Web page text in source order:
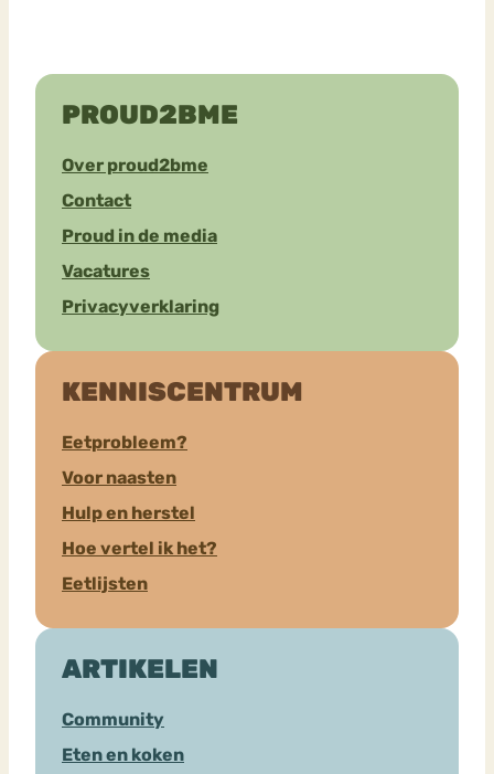
PROUD2BME
Over proud2bme
Contact
Proud in de media
Vacatures
Privacyverklaring
KENNISCENTRUM
Eetprobleem?
Voor naasten
Hulp en herstel
Hoe vertel ik het?
Eetlijsten
ARTIKELEN
Community
Eten en koken